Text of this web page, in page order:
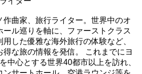
作曲家、旅行ライター。世界中のオ
ル巡りを軸に、ファーストクラス
した優雅な海外旅行の体験など、
な旅の情報を発信。 これまでにヨ
中心とする世界40都市以上を訪れ、